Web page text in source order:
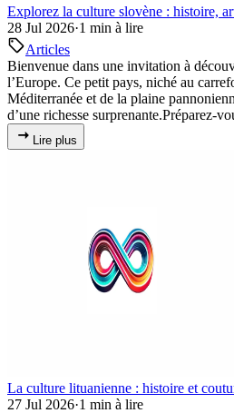
Explorez la culture slovène : histoire,
28 Jul 2026·1 min à lire
Articles
Bienvenue dans une invitation à
l’Europe. Ce petit pays, niché au
Méditerranée et de la plaine
d’une richesse surprenante.Préparez-
Lire plus
La culture lituanienne : histoire et
27 Jul 2026·1 min à lire